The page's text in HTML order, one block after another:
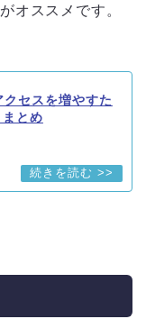
オススメです。
セスを増やすた
とめ